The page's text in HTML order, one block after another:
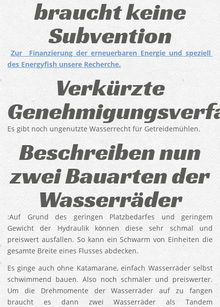
braucht keine
Subvention
Zur Finanzierung der erneuerbaren Energie und speziell
des Energyfish unsere Recherche.
Verkürzte
Es gibt noch ungenutzte Wasserrecht für Getreidemühlen.
Beschreiben nun
zwei Bauarten der
Wasserräder
:Auf Grund des geringen Platzbedarfes und geringem
Gewicht der Hydraulik können diese sehr schmal und
preiswert ausfallen. So kann ein Schwarm von Einheiten die
gesamte Breite eines Flusses abdecken.
Es ginge auch ohne Katamarane, einfach Wasserräder selbst
schwimmend bauen. Also noch schmäler und preiswerter.
Um die Drehmomente der Wasserräder auf zu fangen
braucht es dann zwei Wasserräder als Tandem